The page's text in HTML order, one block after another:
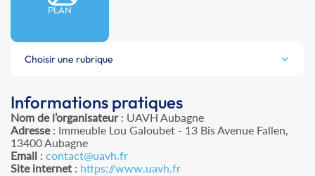
PLAN
Choisir une rubrique
Informations pratiques
Nom de l’organisateur: UAVH Aubagne
Adresse: Immeuble Lou Galoubet - 13 Bis Avenue Fallen,
13400 Aubagne
Email : contact@uavh.fr
Site internet : https://www.uavh.fr